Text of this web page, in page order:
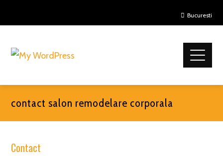
Bucuresti
contact salon remodelare corporala
Contact